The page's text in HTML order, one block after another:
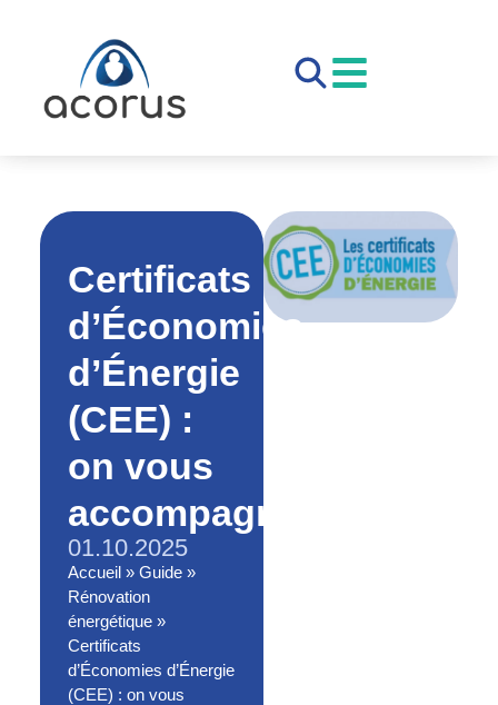
Certificats
d’Économies
d’Énergie
(CEE) :
on vous
accompagne
01.10.2025
Accueil » Guide »
Rénovation
énergétique »
Certificats
d’Économies d’Énergie
(CEE) : on vous